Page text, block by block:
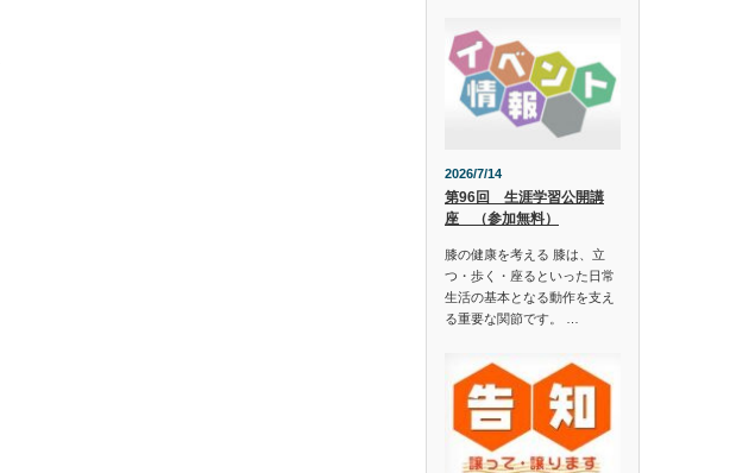
2026/7/14
第96回 生涯学習公開講
座 （参加無料）
膝の健康を考える 膝は、立
つ・歩く・座るといった日常
生活の基本となる動作を支え
る重要な関節です。 …